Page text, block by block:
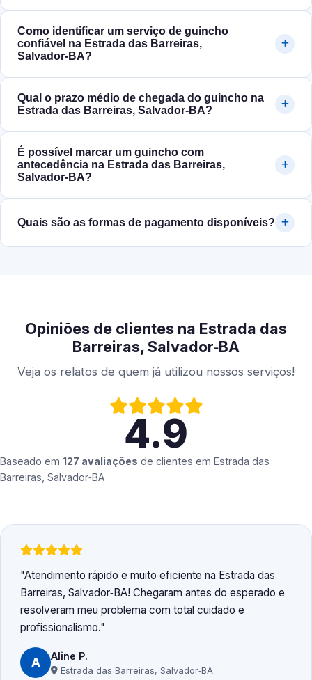
Como identificar um serviço de guincho
confiável na Estrada das Barreiras,
Salvador‑BA?
Qual o prazo médio de chegada do guincho na
Estrada das Barreiras, Salvador‑BA?
É possível marcar um guincho com
antecedência na Estrada das Barreiras,
Salvador‑BA?
Quais são as formas de pagamento disponíveis?
Opiniões de clientes na Estrada das
Barreiras, Salvador‑BA
Veja os relatos de quem já utilizou nossos serviços!
4.9
Baseado em 127 avaliações de clientes em Estrada das
Barreiras, Salvador‑BA
Atendimento rápido e muito eficiente na Estrada das
Barreiras, Salvador‑BA! Chegaram antes do esperado e
resolveram meu problema com total cuidado e
profissionalismo.
A Aline P.
Estrada das Barreiras, Salvador‑BA